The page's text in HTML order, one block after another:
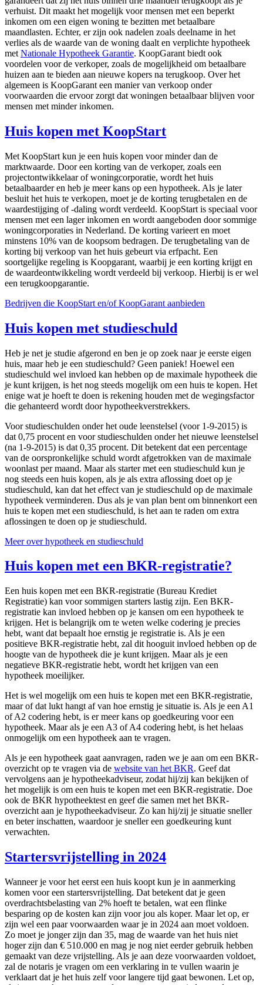
verhuist. Dit maakt het mogelijk voor mensen met een beperkt
inkomen om een eigen woning te bezitten met betaalbare
maandlasten. Echter, er zijn ook nadelen zoals deelname in het
verlies als de waarde van de woning daalt en verplichte hypotheek
met Nationale Hypotheek Garantie. KoopGarant biedt ook
voordelen voor de verkoper, zoals de mogelijkheid om betaalbare
huizen aan te bieden aan nieuwe kopers na terugkoop. Over het
algemeen is KoopGarant een manier van verkoop onder
voorwaarden die ervoor zorgt dat woningen betaalbaar blijven voor
mensen met minder inkomen.
Huis kopen met KoopStart
Met KoopStart kun je een huis kopen voor minder dan de
marktwaarde. Door een korting van de verkoper, zoals een
projectontwikkelaar of woningcorporatie, wordt het huis
betaalbaarder en heb je meer kans op een hypotheek. Als je later
besluit het huis te verkopen, moet je de korting terugbetalen en de
waardestijging of -daling wordt verdeeld. KoopStart is speciaal voor
mensen met een lager inkomen en wordt aangeboden door sommige
woningcorporaties in Nederland. De korting varieert en moet
minstens 10% van de koopsom bedragen. De terugbetaling van de
korting bij verkoop van het huis gebeurt via erfpacht. Een
soortgelijke regeling is Koopgarant, waarbij je een korting krijgt en
de waardeontwikkeling wordt verdeeld bij verkoop. Hierbij is er wel
een terugkoopgarantie.
Bedrijven die KoopStart en/of KoopGarant aanbieden
Huis kopen met studieschuld
Heb je net je studie afgerond en ben je op zoek naar je eerste eigen
huis, maar heb je een studieschuld? Geen paniek! Hoewel een
studieschuld wel invloed kan hebben op de maximale hypotheek die
je kunt krijgen, is het nog steeds mogelijk om een huis te kopen. Het
enige wat je hoeft te doen is rekening houden met de wegingsfactor
die gehanteerd wordt door hypotheekverstrekkers.
Voor studieschulden onder het oude leenstelsel (voor 1-9-2015) is
dat 0,75 procent en voor studieschulden onder het nieuwe leenstelsel
(na 1-9-2015) is dat 0,35 procent. Dit betekent dat een percentage
van de oorspronkelijke schuld wordt afgetrokken van de maximale
woonlast per maand. Maar als starter met een studieschuld kun je
nog steeds een huis kopen, als je als extra aflossing doet op je
studieschuld, kan dat het effect van je studieschuld op de maximale
hypotheek verminderen. Dus als je van plan bent om binnenkort een
huis te kopen met een studieschuld, is het aan te raden om extra
aflossingen te doen op je studieschuld.
Meer over hypotheek en studieschuld
Huis kopen met een BKR-registratie?
Een huis kopen met een BKR-registratie (Bureau Krediet
Registratie) kan voor sommigen starters lastig zijn. Een BKR-
registratie kan invloed hebben op je kansen om een hypotheek te
krijgen. Het is belangrijk om te weten welke codering je precies
hebt, want dat bepaalt hoe ernstig je registratie is. Als je een
positieve BKR-registratie hebt, zal dit hooguit invloed hebben op de
hoogte van de hypotheek die je kunt krijgen. Maar als je een
negatieve BKR-registratie hebt, wordt het krijgen van een
hypotheek moeilijker.
Het is wel mogelijk om een huis te kopen met een BKR-registratie,
maar of dat lukt hangt af van hoe ernstig je situatie is. Als je een A1
of A2 codering hebt, is er meer kans op goedkeuring voor een
hypotheek. Maar als je een A3 of A4 codering hebt, is het helaas
onmogelijk om een hypotheek aan te vragen.
Als je een hypotheek gaat aanvragen, raden we je aan om een BKR-
overzicht op te vragen via de website van het BKR. Geef dat
vervolgens aan je hypotheekadviseur, zodat hij/zij kan bekijken of
het mogelijk is om een huis te kopen met een BKR-registratie. Doe
ook de BKR hypotheektest en geef die samen met het BKR-
overzicht aan je hypotheekadviseur. Zo kan hij/zij je situatie sneller
en beter inschatten, waardoor je sneller een goedkeuring kunt
verwachten.
Startersvrijstelling in 2024
Wanneer je voor het eerst een huis koopt kun je in aanmerking
komen voor een startersvrijstelling. Dat betekent dat je geen
overdrachtsbelasting van 2% hoeft te betalen, wat een flinke
besparing op de kosten kan zijn voor jou als koper. Maar let op, er
zijn wel een paar voorwaarden waar je in 2024 aan moet voldoen.
Zo moet je jonger zijn dan 35, mag de waarde van het huis niet
hoger zijn dan € 510.000 en mag je nog niet eerder gebruik hebben
gemaakt van deze vrijstelling. Als je aan deze voorwaarden voldoet,
zal de notaris je vragen om een verklaring in te vullen waarin je
verklaart dat je het huis zelf voor langere tijd gaat bewonen. Let op,